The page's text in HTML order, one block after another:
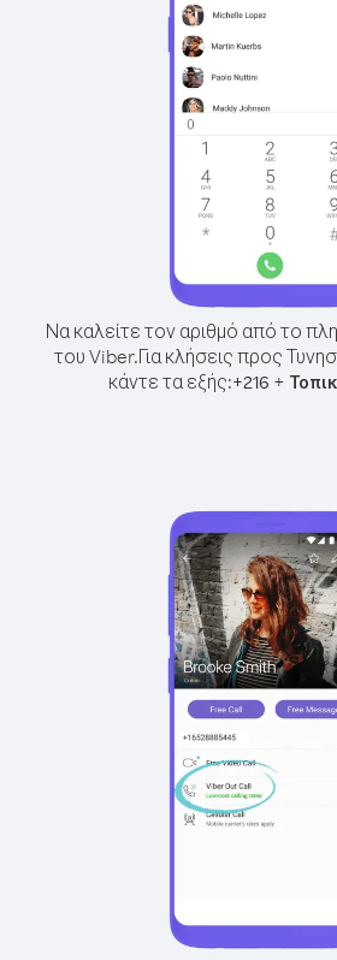
Να καλείτε τον αριθμό από το
του Viber.Για κλήσεις προς
κάντε τα εξής:+216 +